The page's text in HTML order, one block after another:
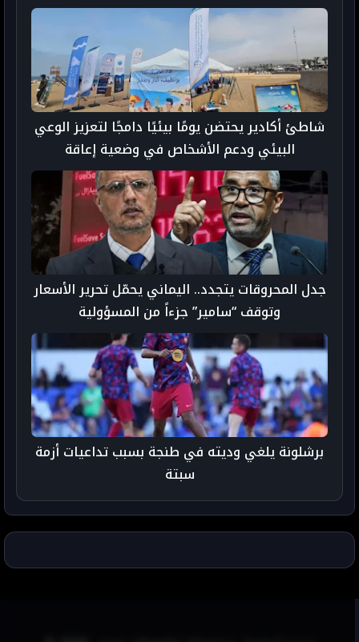
شاطئ أكادير يحتضن يومًا بيئيًا دامجًا لتعزيز الوعي
البيئي ودعم الأشخاص في وضعية إعاقة
جدل المحروقات يتجدد.. اليماني يحمّل تحرير الأسعار
وتوقف “سامير” جزءاً من المسؤولية
برشلونة يلغي وديته في طنجة بسبب تداعيات أزمة
سبتة